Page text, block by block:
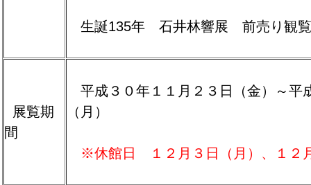
生誕135年 石井林響展 前売り観
展覧期
間
平成３０年１１月２３日（金）～平
（月）
※休館日 １２月３日（月）、１２